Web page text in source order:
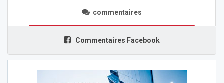
commentaires
Commentaires Facebook